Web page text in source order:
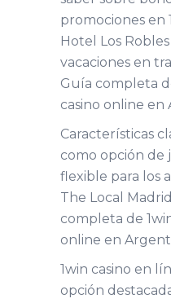
promociones en
Hotel Los Robles
vacaciones en
Guía completa
casino online en
Características
como opción de
flexible para los
The Local Madrid
completa de
online en
1win casino en
opción